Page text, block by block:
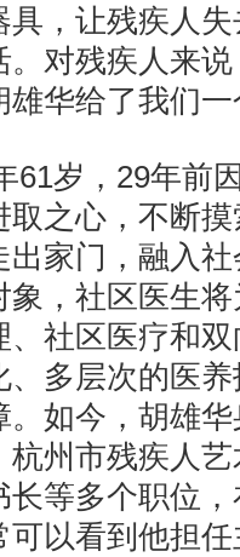
，让残疾人
对残疾人来
华给了我们
61岁，29年前
之心，不断
家门，融入
，社区医生
社区医疗和
多层次的医
如今，胡雄
州市残疾人
等多个职位
以看到他担